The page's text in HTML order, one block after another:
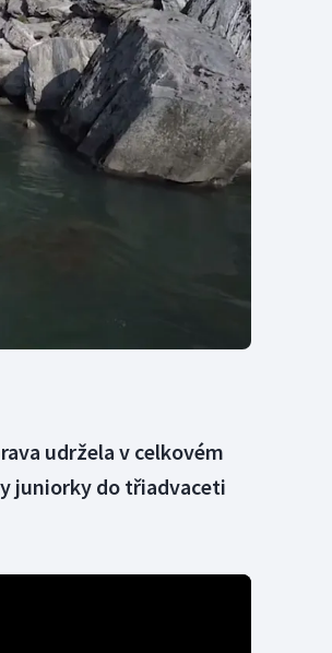
Triatlon
Veslování
Vodní slalom
Volejbal
udržela v celkovém
juniorky do třiadvaceti